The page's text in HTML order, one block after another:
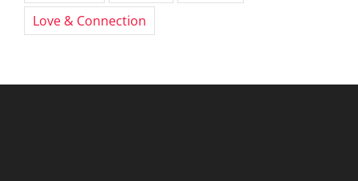
Love & Connection